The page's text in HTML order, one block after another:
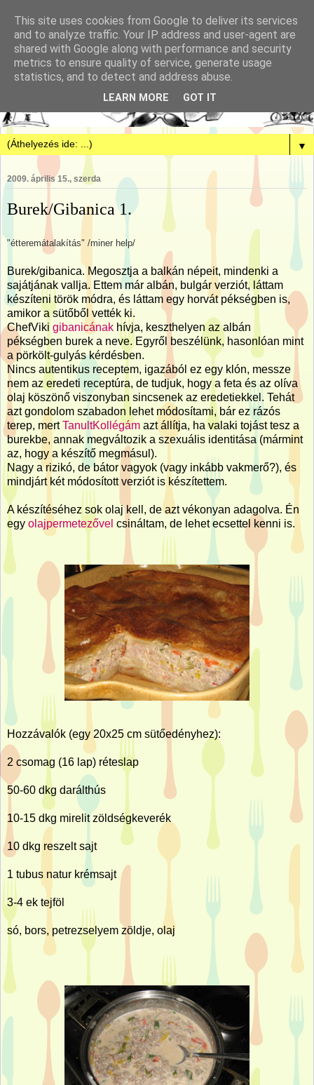
▼
2009. április 15., szerda
Burek/Gibanica 1.
"étteremátalakítás" /miner help/
Burek/gibanica. Megosztja a balkán népeit, mindenki a
sajátjának vallja. Ettem már albán, bulgár verziót, láttam
készíteni török módra, és láttam egy horvát pékségben is,
amikor a sütőből vették ki.
ChefViki gibanicának hívja, keszthelyen az albán
pékségben burek a neve. Egyről beszélünk, hasonlóan mint
a pörkölt-gulyás kérdésben.
Nincs autentikus receptem, igazából ez egy klón, messze
nem az eredeti receptúra, de tudjuk, hogy a feta és az olíva
olaj köszönő viszonyban sincsenek az eredetiekkel. Tehát
azt gondolom szabadon lehet módosítami, bár ez rázós
terep, mertTanultKollégám azt állítja, ha valaki tojást tesz a
burekbe, annak megváltozik a szexuális identitása (mármint
az, hogy a készítő megmásul).
Nagy a rizikó, de bátor vagyok (vagy inkább vakmerő?), és
mindjárt két módosított verziót is készítettem.
A készítéséhez sok olaj kell, de azt vékonyan adagolva. Én
egy olajpermetezővel csináltam, de lehet ecsettel kenni is.
Hozzávalók (egy 20x25 cm sütőedényhez):
2 csomag (16 lap) réteslap
50-60 dkg darálthús
10-15 dkg mirelit zöldségkeverék
10 dkg reszelt sajt
1 tubus natur krémsajt
3-4 ek tejföl
só, bors, petrezselyem zöldje, olaj
This site uses cookies from Google to deliver its services
and to analyze traffic. Your IP address and user-agent are
shared with Google along with performance and security
metrics to ensure quality of service, generate usage
statistics, and to detect and address abuse.
LEARN MORE GOT IT